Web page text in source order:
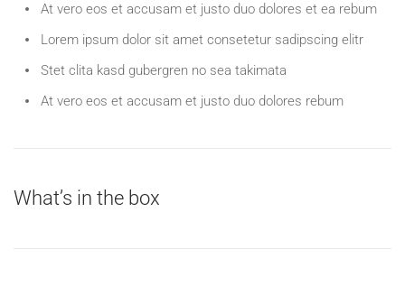
At vero eos et accusam et justo duo dolores et ea rebum
Lorem ipsum dolor sit amet consetetur sadipscing elitr
Stet clita kasd gubergren no sea takimata
At vero eos et accusam et justo duo dolores rebum
What’s in the box